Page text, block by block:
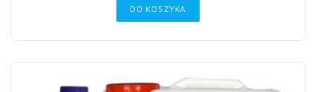
DO KOSZYKA